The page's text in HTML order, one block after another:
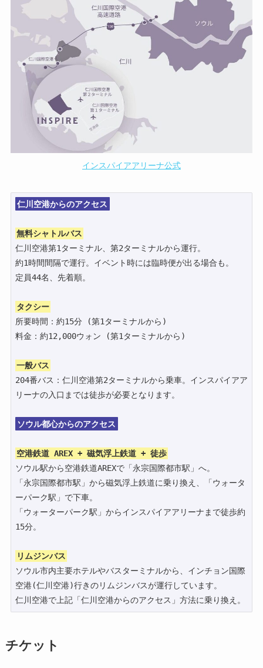
インスパイアアリーナ公式
仁川空港からのアクセス
無料シャトルバス
仁川空港第1ターミナル、第2ターミナルから運行。
約1時間間隔で運行。イベント時には臨時便が出る場合も。
定員44名、先着順。
タクシー
所要時間：約15分 (第1ターミナルから)
料金：約12,000ウォン (第1ターミナルから)
一般バス
204番バス：仁川空港第2ターミナルから乗車。インスパイアア
リーナの入口までは徒歩が必要となります。
ソウル都心からのアクセス
空港鉄道 AREX + 磁気浮上鉄道 + 徒歩
ソウル駅から空港鉄道AREXで「永宗国際都市駅」へ。
「永宗国際都市駅」から磁気浮上鉄道に乗り換え、「ウォータ
ーパーク駅」で下車。
「ウォーターパーク駅」からインスパイアアリーナまで徒歩約
15分。
リムジンバス
ソウル市内主要ホテルやバスターミナルから、インチョン国際
空港(仁川空港)行きのリムジンバスが運行しています。
仁川空港で上記「仁川空港からのアクセス」方法に乗り換え。
チケット